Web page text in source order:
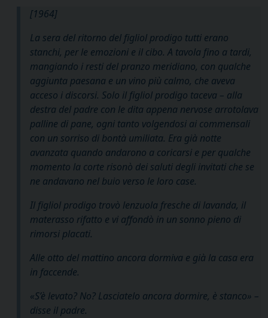
[1964]
La sera del ritorno del figliol prodigo tutti erano
stanchi, per le emozioni e il cibo. A tavola fino a tardi,
mangiando i resti del pranzo meridiano, con qualche
aggiunta paesana e un vino più calmo, che aveva
acceso i discorsi. Solo il figliol prodigo taceva – alla
destra del padre con le dita appena nervose arrotolava
palline di pane, ogni tanto volgendosi ai commensali
con un sorriso di bontà umiliata. Era già notte
avanzata quando andarono a coricarsi e per qualche
momento la corte risonò dei saluti degli invitati che se
ne andavano nel buio verso le loro case.
Il figliol prodigo trovò lenzuola fresche di lavanda, il
materasso rifatto e vi affondò in un sonno pieno di
rimorsi placati.
Alle otto del mattino ancora dormiva e già la casa era
in faccende.
«S’è levato? No? Lasciatelo ancora dormire, è stanco» –
disse il padre.